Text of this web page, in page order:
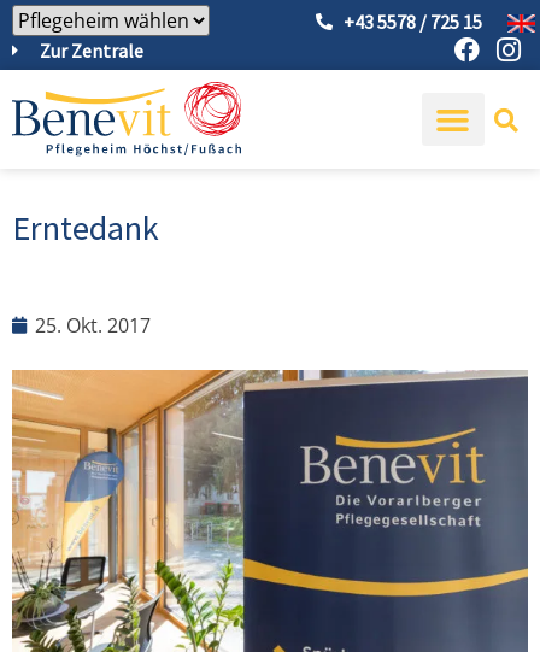
Zur Zentrale
+43 5578 / 725 15
Erntedank
25. Okt. 2017